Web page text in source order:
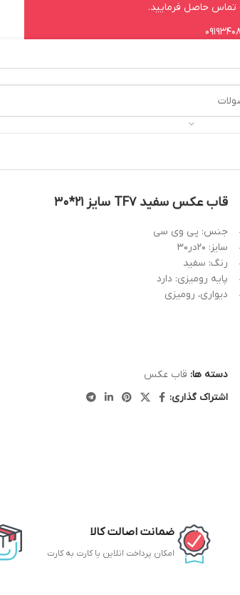
قاب عکس سفید TF7 سایز 21*30
جنس: پی وی سی
سایز: 20در30
رنگ: سفید
پایه رومیزی: دارد
دیواری، رومیزی
دسته ها: قاب عکس
اشتراک گذاری:
ضمانت اصالت کالا
امکان پرداخت انلاین یا کارت به کارت